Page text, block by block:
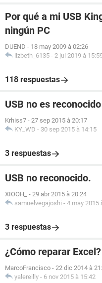
Por qué a mi USB
ningún PC
DUEND - 18 may 2009 à 02:26
lizbeth_6135 - 2 jul 2019 à
118 respuestas
USB no es reconocido
Krhiss7 - 27 sep 2015 à 20:17
KY_WD - 30 sep 2015 à 14:15
3 respuestas
USB no reconocido.
XIOOH_ - 29 abr 2015 à 20:24
samuelvegajoshi - 4 may 2015
3 respuestas
¿Cómo reparar Excel?
MarcoFrancisco - 22 dic 2014 à
yalereilly - 6 nov 2015 à 15:42